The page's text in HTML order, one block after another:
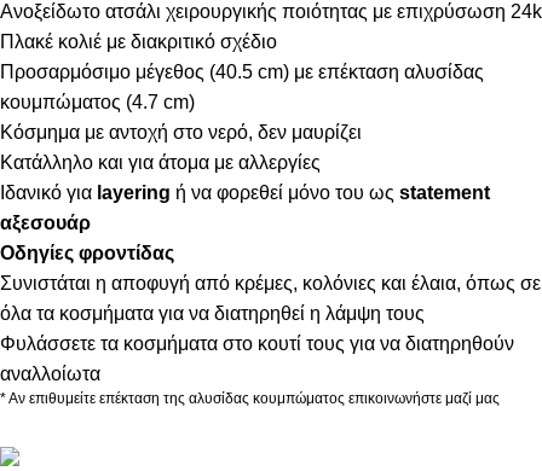
Ανοξείδωτο ατσάλι χειρουργικής ποιότητας με επιχρύσωση 24k
Πλακέ κολιέ με διακριτικό σχέδιο
Προσαρμόσιμο μέγεθος (40.5 cm) με επέκταση αλυσίδας
κουμπώματος (4.7 cm)
Κόσμημα με αντοχή στο νερό, δεν μαυρίζει
Κατάλληλο και για άτομα με αλλεργίες
Ιδανικό για layering ή να φορεθεί μόνο του ως statement
αξεσουάρ
Οδηγίες φροντίδας
Συνιστάται η αποφυγή από κρέμες, κολόνιες και έλαια, όπως σε
όλα τα κοσμήματα για να διατηρηθεί η λάμψη τους
Φυλάσσετε τα κοσμήματα στο κουτί τους για να διατηρηθούν
αναλλοίωτα
* Αν επιθυμείτε επέκταση της αλυσίδας κουμπώματος επικοινωνήστε μαζί μας